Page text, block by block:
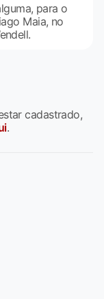
para o
Maia, no
cadastrado,
.